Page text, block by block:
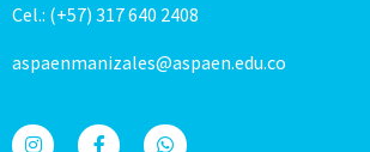
Cel.: (+57) 317 640 2408
aspaenmanizales@aspaen.edu.co